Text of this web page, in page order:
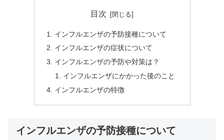
目次
インフルエンザの予防接種について
インフルエンザの症状について
インフルエンザの予防や対策は？
インフルエンザにかかった後のこと
インフルエンザの特徴
インフルエンザの予防接種について